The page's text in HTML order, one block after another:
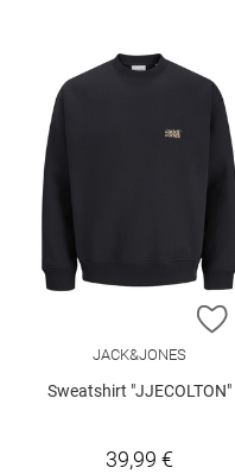
JACK&JONES
Sweatshirt "JJECOLTON"
39,99 €